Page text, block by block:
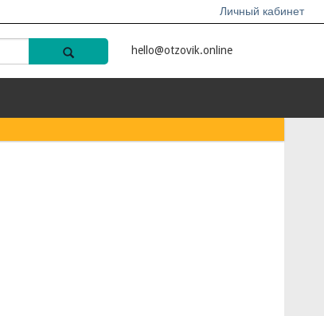
Личный кабинет
hello@otzovik.online